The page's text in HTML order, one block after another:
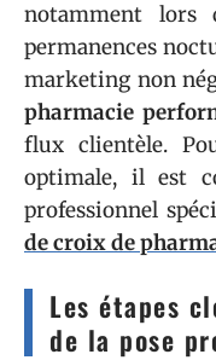
notamment lors
permanences
marketing non
pharmacie
flux clientèle.
optimale, il est
professionnel
de croix de
Les étapes
de la pose